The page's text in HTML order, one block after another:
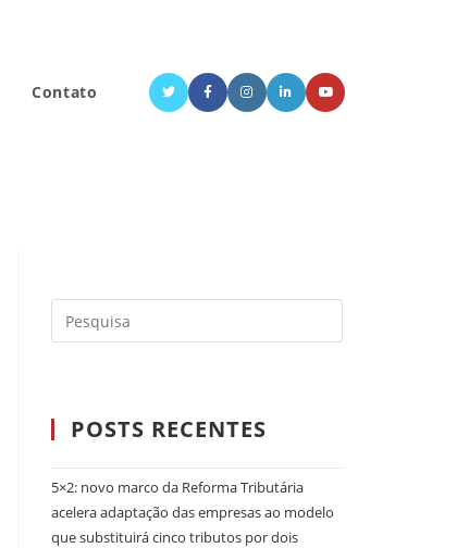
Contato
POSTS RECENTES
5×2: novo marco da Reforma Tributária
acelera adaptação das empresas ao modelo
que substituirá cinco tributos por dois